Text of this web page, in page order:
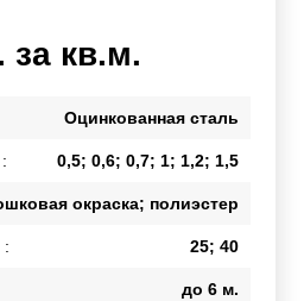
за кв.м.
Оцинкованная сталь
0,5; 0,6; 0,7; 1; 1,2; 1,5
окраска; полиэстер
: 25; 40
до 6 м.